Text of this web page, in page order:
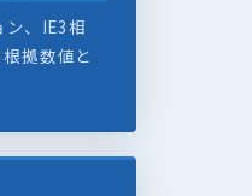
ン、IE3相
拠数値と